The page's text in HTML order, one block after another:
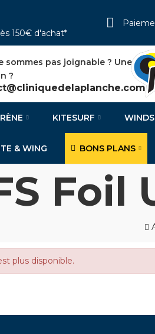
150€ d'achat*
sommes pas joignable ? Une
?
KITESURF
& WING BONS PLANS
Foil
plus disponible.